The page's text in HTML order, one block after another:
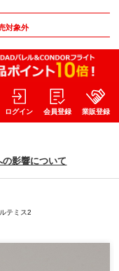
対象外
ログイン 会員登録 業販登録
影響について
テミス2